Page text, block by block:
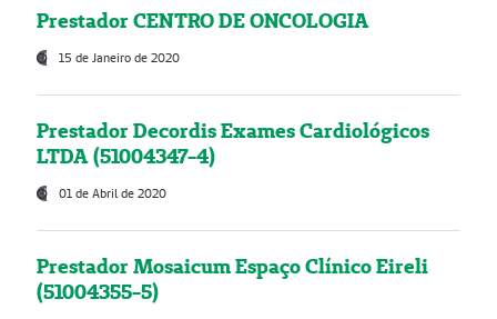
Prestador CENTRO DE ONCOLOGIA
15 de Janeiro de 2020
Prestador Decordis Exames Cardiológicos
LTDA (51004347-4)
01 de Abril de 2020
Prestador Mosaicum Espaço Clínico Eireli
(51004355-5)